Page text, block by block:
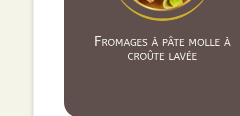
Fromages à pâte molle à
croûte lavée